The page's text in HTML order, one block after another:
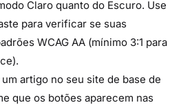
Claro quanto do Escuro. Use
para verificar se suas
WCAG AA (mínimo 3:1 para
um artigo no seu site de base de
que os botões aparecem nas